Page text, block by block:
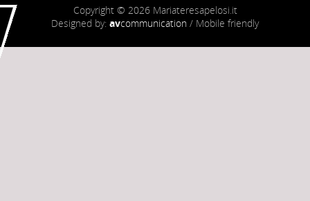
Copyright © 2026 Mariateresapelosi.it
Designed by: avcommunication / Mobile friendly